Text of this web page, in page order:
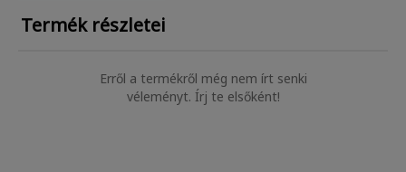
Termék részletei
Erről a termékről még nem írt senki
véleményt. Írj te elsőként!